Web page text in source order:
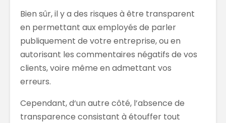
Bien sûr, il y a des risques à être transparent
en permettant aux employés de parler
publiquement de votre entreprise,ou en
autorisant les commentaires négatifs de vos
clients, voire même en admettant vos
erreurs.
Cependant, d‘un autre côté, l’absence de
transparence consistant à étouffer tout